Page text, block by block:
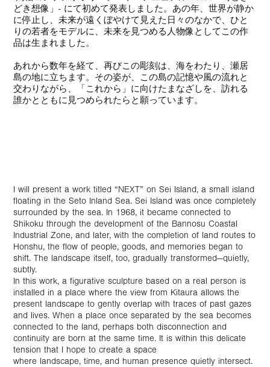
どき想像」- にて初めて発表しました。あの年、世界が静か
に停止し、未来が遠くぼやけて見えた日々のなかで、ひと
りの若者をモデルに、未来を見つめる人物像としてこの作
品は生まれました。
あれから数年を経て、再びこの彫刻は、海をわたり、瀬居
島の地に立ちます。その姿が、この島の記憶や風の流れと
交わりながら、「これから」に向けたまなざしを、訪れる
誰かとともに見つめられたらと願っています。
I will present a work titled “NEXT” on Sei Island, a small island
floating in the Seto Inland Sea. Sei Island was once completely
surrounded by the sea. In 1968, it became connected to
Shikoku through the development of the Bannosu Coastal
Industrial Zone, and later, with the completion of land routes to
Honshu, the flow of people, goods, and memories began to
shift. The landscape itself, too, gradually transformed—quietly,
subtly.
In this work, a figurative sculpture based on a real person is
installed in a place where the view from Kitaura allows the
present landscape to gently overlap with traces of past gazes
and lives. When a place once separated by the sea becomes
connected to the land, perhaps both disconnection and
continuity are born at the same time. It is within this delicate
tension that I hope to create a space
where landscape, time, and human presence quietly intersect.